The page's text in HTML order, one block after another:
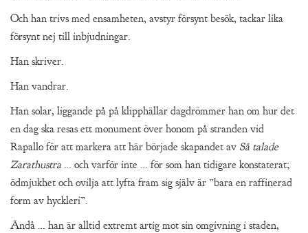
Och han trivs med ensamheten, avstyr försynt besök, tackar lika
försynt nej till inbjudningar.
Han skriver.
Han vandrar.
Han solar, liggande på på klipphällar dagdrömmer han om hur det
en dag ska resas ett monument över honom på stranden vid
Rapallo för att markera att här började skapandet av Så talade
Zarathustra … och varför inte … för som han tidigare konstaterat;
ödmjukhet och ovilja att lyfta fram sig själv är ”bara en raffinerad
form av hyckleri”.
Ändå … han är alltid extremt artig mot sin omgivning i staden,